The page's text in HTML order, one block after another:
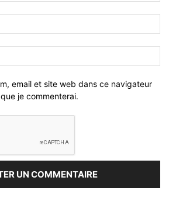
email et site web dans ce navigateur
je commenterai.